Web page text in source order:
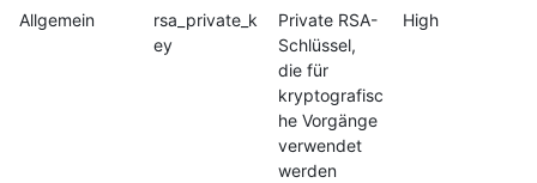
Allgemein
rsa_private_k
ey
Private RSA-
Schlüssel,
die für
kryptografisc
he Vorgänge
verwendet
werden
High